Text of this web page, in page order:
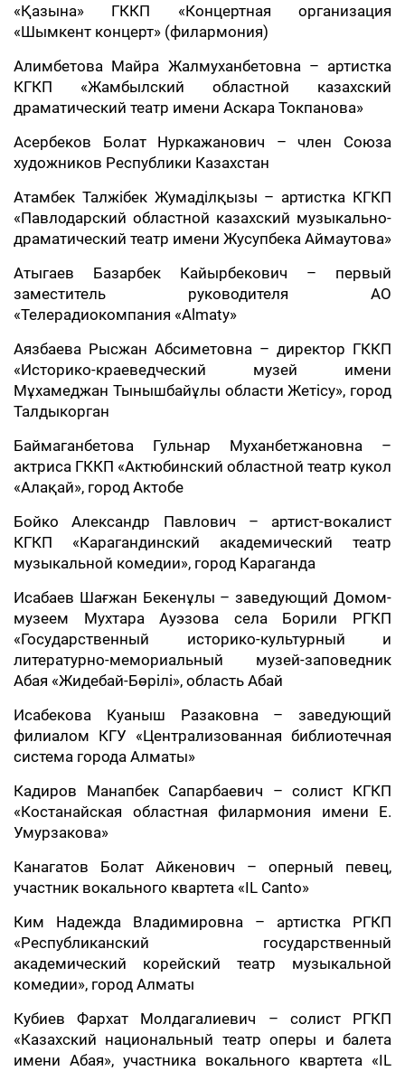
«Қазына» ГККП «Концертная организация
«Шымкент концерт» (филармония)
Алимбетова Майра Жалмуханбетовна – артистка
КГКП «Жамбылский областной казахский
драматический театр имени Аскара Токпанова»
Асербеков Болат Нуркажанович – член Союза
художников Республики Казахстан
Атамбек Талжібек Жумаділқызы – артистка КГКП
«Павлодарский областной казахский музыкально-
драматический театр имени Жусупбека Аймаутова»
Атыгаев Базарбек Кайырбекович – первый
заместитель руководителя АО
«Телерадиокомпания «Almaty»
Аязбаева Рысжан Абсиметовна – директор ГККП
«Историко-краеведческий музей имени
Мұхамеджан Тынышбайұлы области Жетісу», город
Талдыкорган
Баймаганбетова Гульнар Муханбетжановна –
актриса ГККП «Актюбинский областной театр кукол
«Алақай», город Актобе
Бойко Александр Павлович – артист-вокалист
КГКП «Карагандинский академический театр
музыкальной комедии», город Караганда
Исабаев Шағжан Бекенұлы – заведующий Домом-
музеем Мухтара Ауэзова села Борили РГКП
«Государственный историко-культурный и
литературно-мемориальный музей-заповедник
Абая «Жидебай-Бөрілі», область Абай
Исабекова Куаныш Разаковна – заведующий
филиалом КГУ «Централизованная библиотечная
система города Алматы»
Кадиров Манапбек Сапарбаевич – cолист КГКП
«Костанайская областная филармония имени Е.
Умурзакова»
Канагатов Болат Айкенович – оперный певец,
участник вокального квартета «IL Canto»
Ким Надежда Владимировна – артистка РГКП
«Республиканский государственный
академический корейский театр музыкальной
комедии», город Алматы
Кубиев Фархат Молдагалиевич – солист РГКП
«Казахский национальный театр оперы и балета
имени Абая», участника вокального квартета «IL